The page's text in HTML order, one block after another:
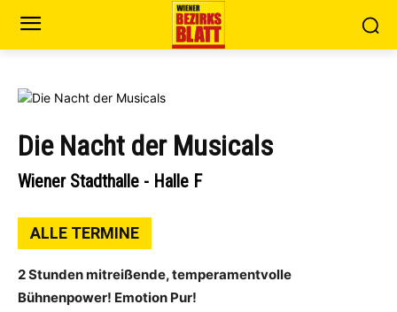
Die Nacht der Musicals
Wiener Stadthalle - Halle F
ALLE TERMINE
2 Stunden mitreißende, temperamentvolle
Bühnenpower! Emotion Pur!